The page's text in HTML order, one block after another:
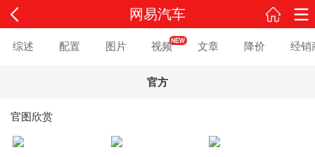
网易汽车
综述 配置 图片 视频 文章 降价 经销
官方
官图欣赏